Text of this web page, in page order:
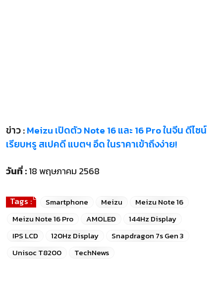
ข่าว :Meizu เปิดตัว Note 16 และ 16 Pro ในจีน ดีไซน์
เรียบหรู สเปคดี แบตฯ อึด ในราคาเข้าถึงง่าย!
วันที่ :18 พฤษภาคม 2568
Tags : Smartphone Meizu
Meizu Note 16
Meizu Note 16 Pro
AMOLED
144Hz Display
IPS LCD
120Hz Display
Snapdragon 7s Gen 3
Unisoc T8200
TechNews